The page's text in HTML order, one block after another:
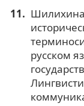
русском